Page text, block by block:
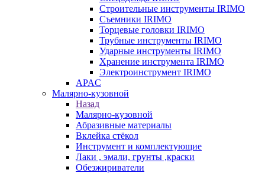
Строительные инструменты IRIMO
Съемники IRIMO
Торцевые головки IRIMO
Трубные инструменты IRIMO
Ударные инструменты IRIMO
Хранение инструмента IRIMO
Электроинструмент IRIMO
APAC
Малярно-кузовной
Назад
Малярно-кузовной
Абразивные материалы
Вклейка стёкол
Инструмент и комплектующие
Лаки , эмали, грунты ,краски
Обезжириватели